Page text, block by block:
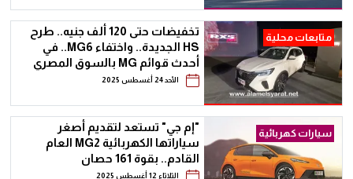
متابعات محلية
تخفيضات حتى 120 ألف جنيه.. طرح
HS الجديدة.. واختفاء MG6.. في
أحدث قوائم MG بالسوق المصري
الأحد 24 أغسطس 2025
سيارات كهربائية
"إم جي" تستعد لتقديم أصغر
سياراتها الكهربائية MG2 العام
القادم.. بقوة 161 حصان
الثلاثاء 12 أغسطس 2025